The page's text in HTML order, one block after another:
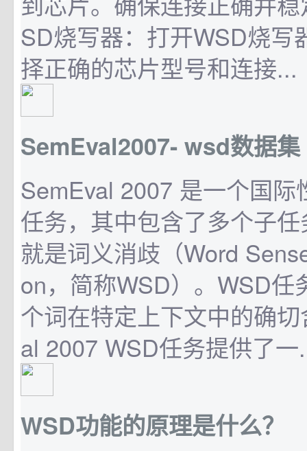
SD烧写器：打开WSD烧写
择正确的芯片型号和连接...
SemEval2007- wsd数据集
SemEval 2007 是一个国际
任务，其中包含了多个子
就是词义消歧（Word
on，简称WSD）。WSD任
个词在特定上下文中的确
al 2007 WSD任务提供了一
WSD功能的原理是什么？